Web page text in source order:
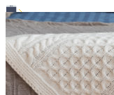
+7 (963) 833-50-99